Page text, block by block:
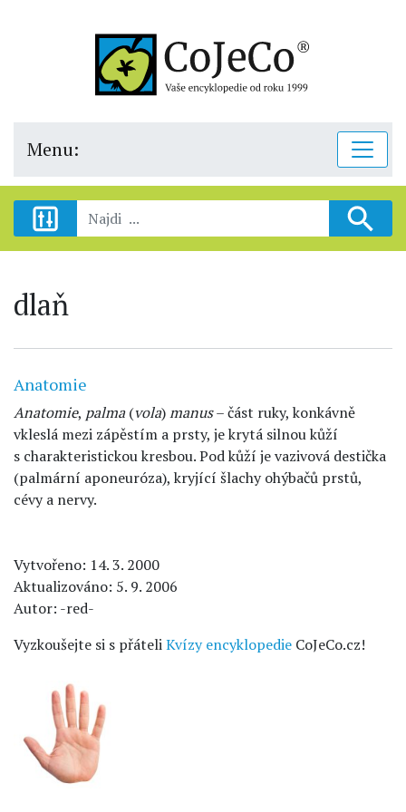
Menu:
dlaň
Anatomie
Anatomie, palma(vola)manus– část ruky, konkávně
vkleslá mezi zápěstím a prsty, je krytá silnou kůží
s charakteristickou kresbou. Pod kůží je vazivová destička
(palmární aponeuróza), kryjící šlachy ohýbačů prstů,
cévy a nervy.
Vytvořeno: 14. 3. 2000
Aktualizováno: 5. 9. 2006
Autor: -red-
Vyzkoušejte si s přáteliKvízy encyklopedie CoJeCo.cz!